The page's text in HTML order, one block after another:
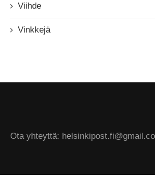
Viihde
Vinkkejä
Ota yhteyttä: